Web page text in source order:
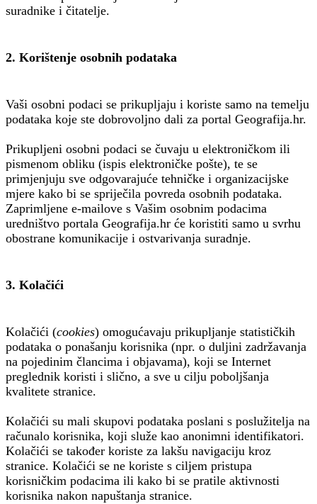
suradnike i čitatelje.
2. Korištenje osobnih podataka
Vaši osobni podaci se prikupljaju i koriste samo na temelju
podataka koje ste dobrovoljno dali za portal Geografija.hr.
Prikupljeni osobni podaci se čuvaju u elektroničkom ili
pismenom obliku (ispis elektroničke pošte), te se
primjenjuju sve odgovarajuće tehničke i organizacijske
mjere kako bi se spriječila povreda osobnih podataka.
Zaprimljene e-mailove s Vašim osobnim podacima
uredništvo portala Geografija.hr će koristiti samo u svrhu
obostrane komunikacije i ostvarivanja suradnje.
3. Kolačići
Kolačići (cookies) omogućavaju prikupljanje statističkih
podataka o ponašanju korisnika (npr. o duljini zadržavanja
na pojedinim člancima i objavama), koji se Internet
preglednik koristi i slično, a sve u cilju poboljšanja
kvalitete stranice.
Kolačići su mali skupovi podataka poslani s poslužitelja na
računalo korisnika, koji služe kao anonimni identifikatori.
Kolačići se također koriste za lakšu navigaciju kroz
stranice. Kolačići se ne koriste s ciljem pristupa
korisničkim podacima ili kako bi se pratile aktivnosti
korisnika nakon napuštanja stranice.